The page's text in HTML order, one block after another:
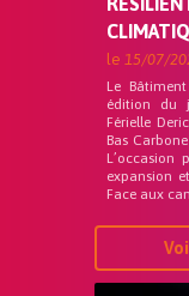
le 15/07/
Le
édition du
Férielle
Bas
L’occasion
expansion
Face aux